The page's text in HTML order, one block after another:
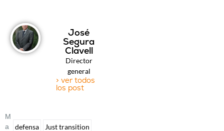
José
Segura
Clavell
Director
general
> ver todos
los post
M
A
defensa
Just transition